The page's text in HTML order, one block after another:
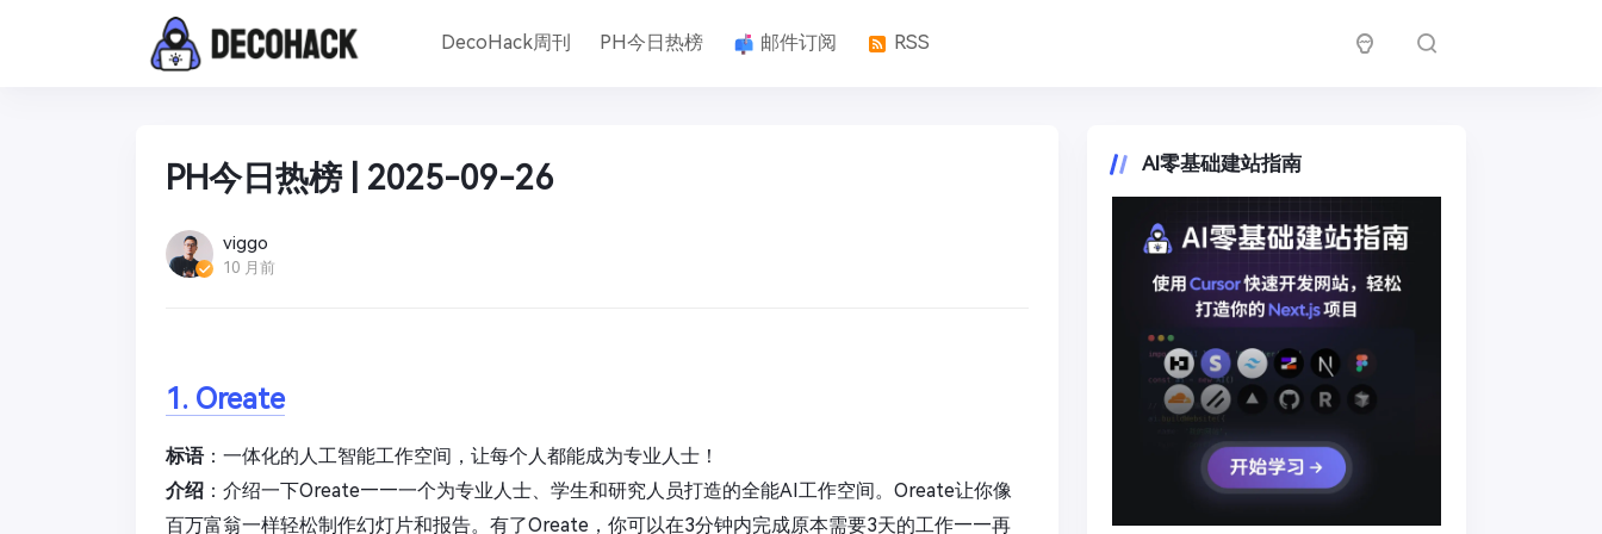
DecoHack周刊 PH今日热榜 邮件订阅 RSS
PH今日热榜 | 2025-09-26
viggo
10 月前
1. Oreate
标语：一体化的人工智能工作空间，让每个人都能成为专业人士！
介绍 ：介绍一下Oreate——一个为专业人士、学生和研究人员打造的全能AI工作空间。Oreate让你像
百万富翁一样轻松制作幻灯片和报告。有了Oreate，你可以在3分钟内完成原本需要3天的工作——再
AI零基础建站指南